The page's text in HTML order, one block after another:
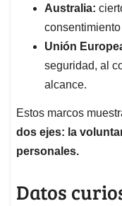
Australia:
Unión
seguridad, al
alcance.
Estos marcos
dos ejes: la
personales.
Datos